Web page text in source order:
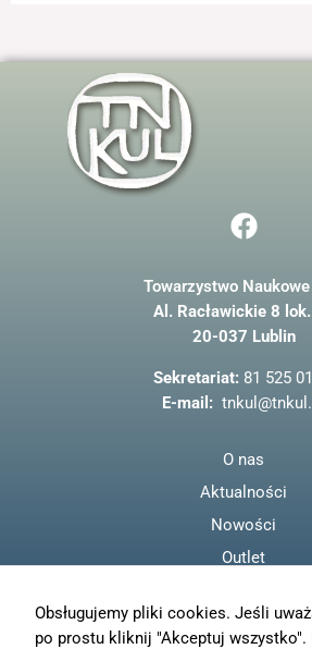
F
a
e
b
o
o
k
Towarzystwo
Al. Racławickie 8
20-037 Lublin
Sekretariat: 81 525
E-mail:
O nas
Aktualności
Nowości
Outlet
Polityka
Obsługujemy pliki cookies. Jeśli
po prostu kliknij "Akceptuj wszystko".